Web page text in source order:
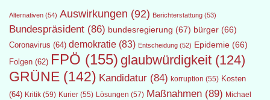
Alternativen (54) Auswirkungen (92) Berichterstattung (53)
Bundespräsident (86) bundesregierung (67) bürger (66)
Coronavirus (64) demokratie (83) Entscheidung (52) Epidemie (66)
Folgen (62) FPÖ (155) glaubwürdigkeit (124)
GRÜNE (142) Kandidatur (84) korruption (55) Kosten
(64) Kritik (59) Kurier (55) Lösungen (57) Maßnahmen (89) Michael